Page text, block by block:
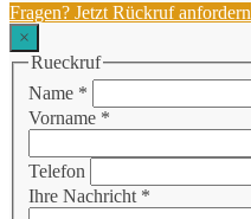
Fragen? Jetzt Rückruf anfordern
×
Rueckruf
Name *
Vorname *
Telefon
Ihre Nachricht *